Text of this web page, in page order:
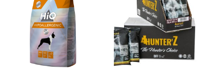
19.00 ₪.
105.00 ₪.